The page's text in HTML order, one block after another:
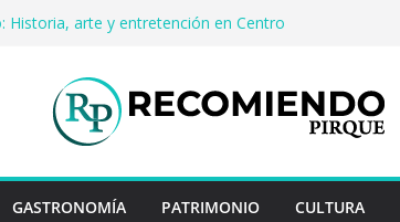
Historia, arte y entretención en Centro
mundo
Credit y diferencias frente a
historias: ingredientes que dieron
GASTRONOMÍA PATRIMONIO CULTURA